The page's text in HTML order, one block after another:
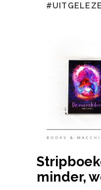
minder,